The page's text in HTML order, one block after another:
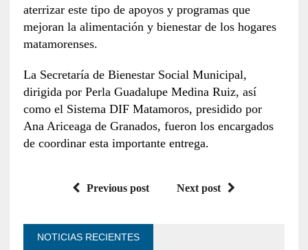
aterrizar este tipo de apoyos y programas que
mejoran la alimentación y bienestar de los hogares
matamorenses.
La Secretaría de Bienestar Social Municipal,
dirigida por Perla Guadalupe Medina Ruiz, así
como el Sistema DIF Matamoros, presidido por
Ana Ariceaga de Granados, fueron los encargados
de coordinar esta importante entrega.
Previous post Next post
NOTICIAS RECIENTES